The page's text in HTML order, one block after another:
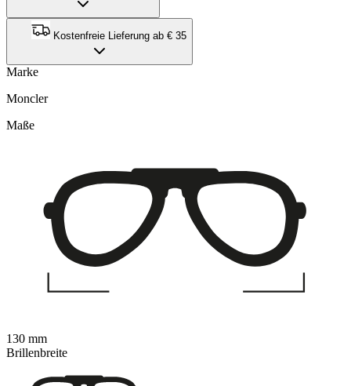
Kostenfreie Lieferung ab € 35
Marke
Moncler
Maße
130 mm
Brillenbreite